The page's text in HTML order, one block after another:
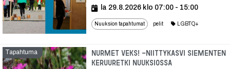
la 29.8.2026 klo 07:00 - 15:00
Nuuksion tapahtumat pelit LGBTQ+
Tapahtuma
Nurmet veks! -niittykasvi siementen
keruuretki Nuuksiossa